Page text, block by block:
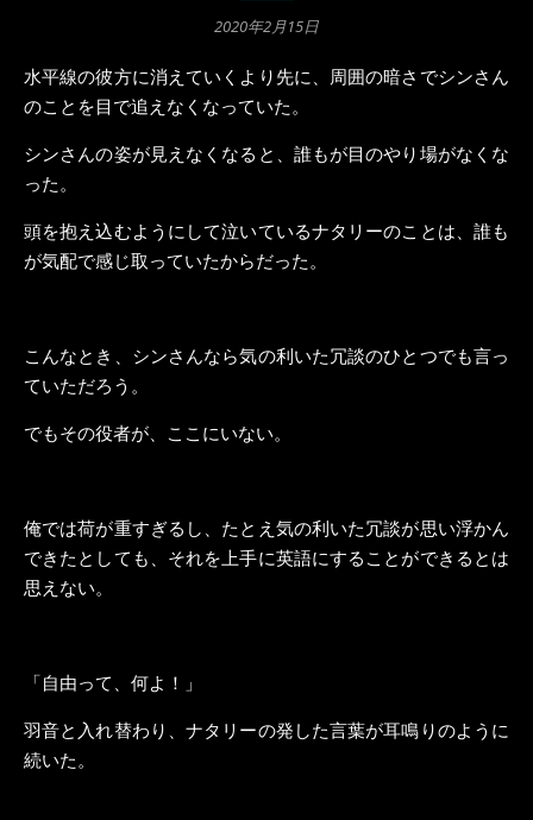
2020年2月15日
水平線の彼方に消えていくより先に、周囲の暗さでシンさん
のことを目で追えなくなっていた。
シンさんの姿が見えなくなると、誰もが目のやり場がなくな
った。
頭を抱え込むようにして泣いているナタリーのことは、誰も
が気配で感じ取っていたからだった。
こんなとき、シンさんなら気の利いた冗談のひとつでも言っ
ていただろう。
でもその役者が、ここにいない。
俺では荷が重すぎるし、たとえ気の利いた冗談が思い浮かん
できたとしても、それを上手に英語にすることができるとは
思えない。
「自由って、何よ！」
羽音と入れ替わり、ナタリーの発した言葉が耳鳴りのように
続いた。